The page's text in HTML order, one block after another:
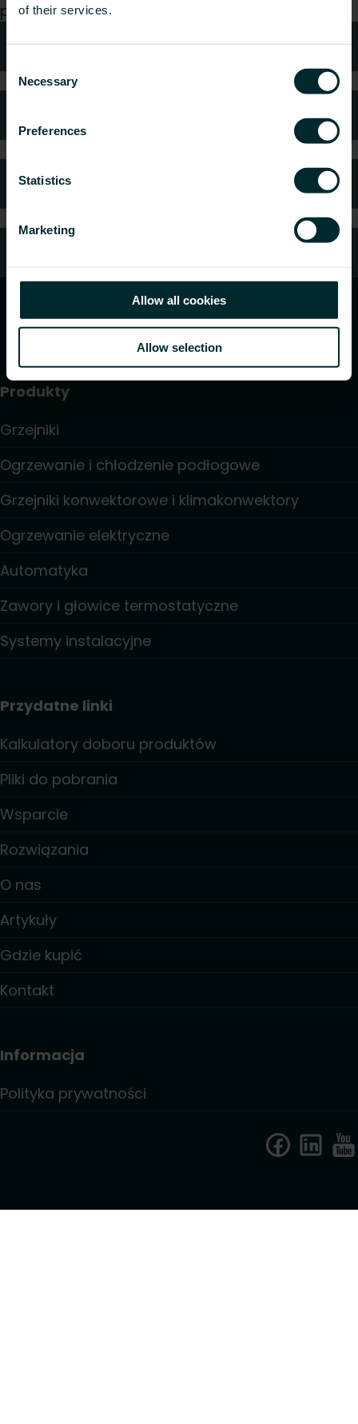
of their services.
Selection
Necessary
Preferences
Statistics
Marketing
Allow all cookies
Allow selection
przyjemnością zajmiemy się Twoim zapytaniem.
Wsparcie
Gwarancja i reklamacje
Produkty
Grzejniki
Ogrzewanie i chłodzenie podłogowe
Grzejniki konwektorowe i klimakonwektory
Ogrzewanie elektryczne
Automatyka
Zawory i głowice termostatyczne
Systemy instalacyjne
Przydatne linki
Kalkulatory doboru produktów
Pliki do pobrania
Wsparcie
Rozwiązania
O nas
Artykuły
Gdzie kupić
Kontakt
Informacja
Polityka prywatności